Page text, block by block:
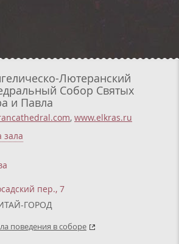
Лютеранский
Собор Святых
и Павла
, www.elkras.ru
зала
пер., 7
ГОРОД
поведения в соборе